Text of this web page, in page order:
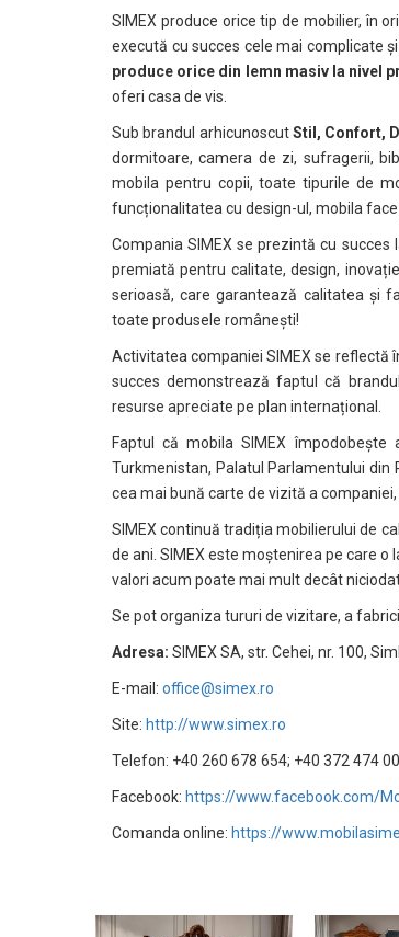
SIMEX produce orice tip de mobilier, în
execută cu succes cele mai complicate
produce orice din lemn masiv la nivel
oferi casa de vis.
Sub brandul arhicunoscutStil, Confort,
dormitoare, camera de zi, sufragerii,
mobila pentru copii, toate tipurile de
funcționalitatea cu design-ul, mobila
Compania SIMEX se prezintă cu
premiată pentru calitate, design,
serioasă, care garantează calitatea și
toate produsele românești!
Activitatea companiei SIMEX se reflectă
succes demonstrează faptul că
resurse apreciate pe plan internațional.
Faptul că mobila SIMEX
Turkmenistan, Palatul Parlamentului din
cea mai bună carte de vizită a
SIMEX continuă tradiția mobilierului de
de ani. SIMEX este moștenirea pe care
valori acum poate mai mult decât
Se pot organiza tururi de vizitare, a
Adresa: SIMEX SA, str. Cehei, nr. 100,
E-mail: office@simex.ro
Site: http://www.simex.ro
Telefon: +40 260 678 654; +40 372 474
Facebook: https://www.facebook.com/
Comanda online: https://